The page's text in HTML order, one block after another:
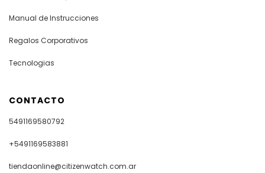
Manual de Instrucciones
Regalos Corporativos
Tecnologias
CONTACTO
5491169580792
+5491169583881
tiendaonline@citizenwatch.com.ar